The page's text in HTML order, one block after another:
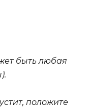
быть любая
положите